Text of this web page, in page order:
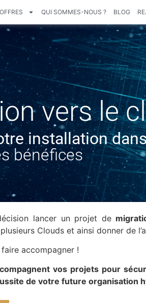
QUI SOMMES-NOUS ? BLOG
vers le
installation
bénéfices
lancer un projet de
Clouds et ainsi donner de
accompagner !
vos projets pour
de votre future organisation